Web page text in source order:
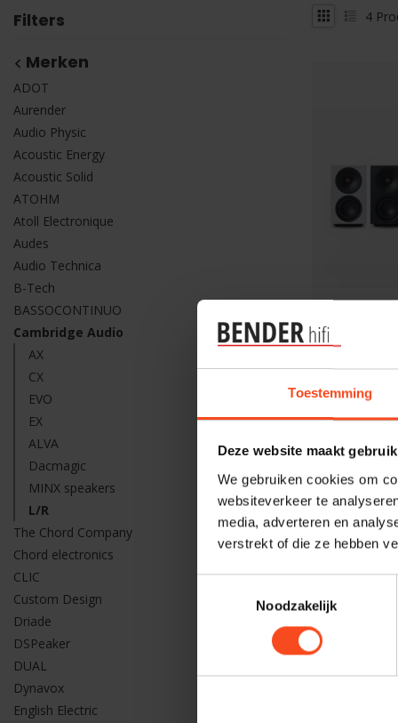
Toestemming
Deze website maakt
We gebruiken cookies om
websiteverkeer te
media, adverteren en
verstrekt of die ze hebben
Noodzakelijk
Filters
Merken
ADOT
Aurender
Audio Physic
Acoustic Energy
Acoustic Solid
ATOHM
Atoll Electronique
Audes
Audio Technica
B-Tech
BASSOCONTINUO
Cambridge Audio
AX
CX
EVO
EX
ALVA
Dacmagic
MINX speakers
L/R
The Chord Company
Chord electronics
CLIC
Custom Design
Driade
DSPeaker
DUAL
Dynavox
English Electric
4
Cambridge
€499,00